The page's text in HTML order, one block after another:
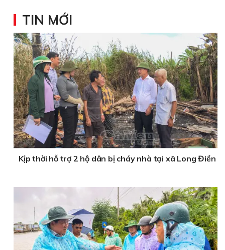
TIN MỚI
Kịp thời hỗ trợ 2 hộ dân bị cháy nhà tại xã Long Điền